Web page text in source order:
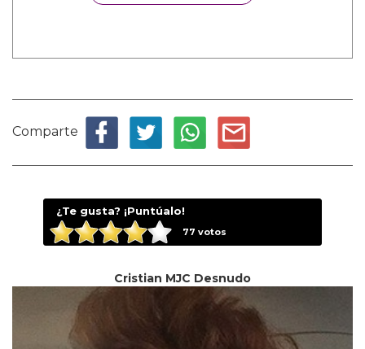
Comparte
¿Te gusta? ¡Puntúalo!
77 votos
Cristian MJC Desnudo